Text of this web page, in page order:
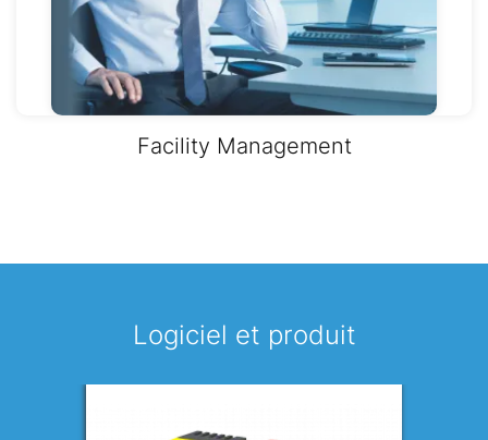
Facility Management
Logiciel et produit